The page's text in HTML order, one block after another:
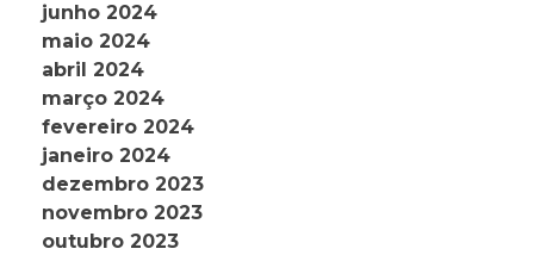
junho 2024
maio 2024
abril 2024
março 2024
fevereiro 2024
janeiro 2024
dezembro 2023
novembro 2023
outubro 2023